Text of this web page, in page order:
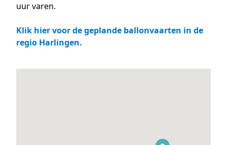
uur varen.
Klik hier voor de geplande ballonvaarten in de
regio Harlingen.